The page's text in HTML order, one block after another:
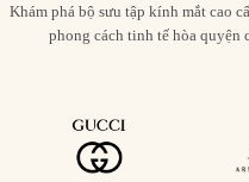
Khám phá bộ sưu tập kính mắt cao
phong cách tinh tế hòa quyện